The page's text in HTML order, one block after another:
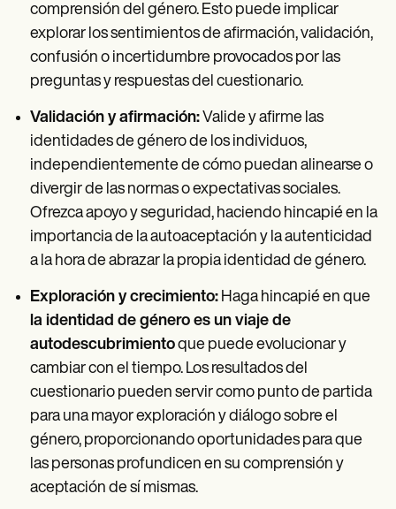
comprensión del género. Esto puede implicar
explorar los sentimientos de afirmación, validación,
confusión o incertidumbre provocados por las
preguntas y respuestas del cuestionario.
Validación y afirmación:Valide y afirme las
identidades de género de los individuos,
independientemente de cómo puedan alinearse o
divergir de las normas o expectativas sociales.
Ofrezca apoyo y seguridad, haciendo hincapié en la
importancia de la autoaceptación y la autenticidad
a la hora de abrazar la propia identidad de género.
Exploración y crecimiento: Haga hincapié en que
la identidad de género es un viaje de
autodescubrimientoque puede evolucionar y
cambiar con el tiempo. Los resultados del
cuestionario pueden servir como punto de partida
para una mayor exploración y diálogo sobre el
género, proporcionando oportunidades para que
las personas profundicen en su comprensión y
aceptación de sí mismas.